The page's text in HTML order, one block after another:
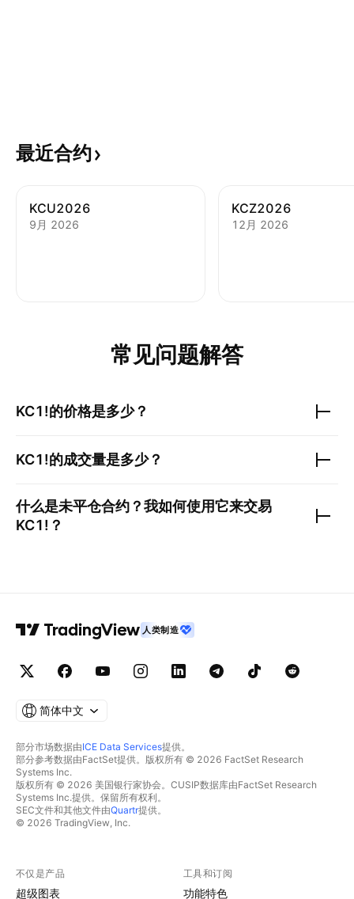
最近合约
KCU2026
9月 2026
KCZ2026
12月 2026
常见问题解答
KC1!的价格是多少？
KC1!的成交量是多少？
什么是未平仓合约？我如何使用它来交易
KC1! ？
人类制造
简体中文
部分市场数据由ICE Data Services提供。
部分参考数据由FactSet提供。版权所有 © 2026 FactSet Research
Systems Inc.
版权所有 © 2026 美国银行家协会。CUSIP数据库由FactSet Research
Systems Inc.提供。保留所有权利。
SEC文件和其他文件由Quartr提供。
© 2026 TradingView, Inc.
不仅是产品
超级图表
工具和订阅
功能特色